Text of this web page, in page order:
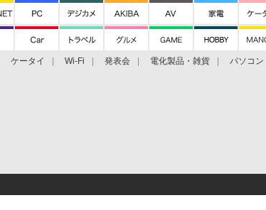
ケータイ Wi-Fi 発表会 電化製品・雑貨 パソコン